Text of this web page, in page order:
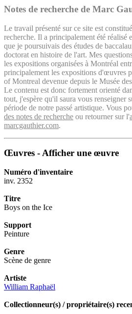
Notes de recherche de Marc
Le travail présenté sur ce site est
recherche. Il a principalement été réalisé
que je poursuivais des études de
doctorat en histoire de l'art. Mes
les expositions organisées à Montréal
principalement les expositions d'œuvres
of Montreal devenue depuis le Musée
Le contenu est donc fortement orienté
tout, j'espère qu'il saura vous renseigner
période de notre passé artistique. Vous
des notes de recherche ou retourner sur l'
marcgauthier.com.
Œuvres - Afficher une œuvre
Numéro d'inventaire
inv. 2352
Titre
Boys on the Ice
Support
Peinture
Genre
Scène de genre
Artiste
William Raphaël
Collectionneur(s) / propriétaire(s)